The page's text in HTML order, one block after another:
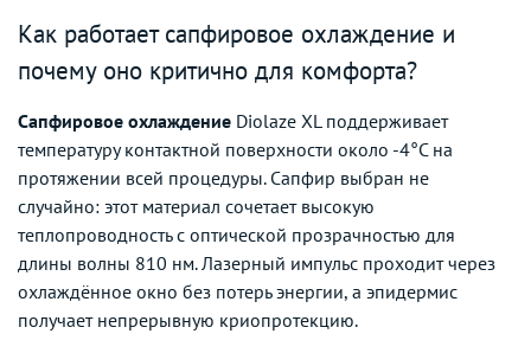
Как работает сапфировое охлаждение и
почему оно критично для комфорта?
Сапфировое охлаждение Diolaze XL поддерживает
температуру контактной поверхности около -4°C на
протяжении всей процедуры. Сапфир выбран не
случайно: этот материал сочетает высокую
теплопроводность с оптической прозрачностью для
длины волны 810 нм. Лазерный импульс проходит через
охлаждённое окно без потерь энергии, а эпидермис
получает непрерывную криопротекцию.